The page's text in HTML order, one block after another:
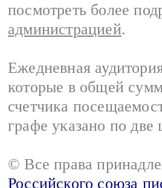
посмотреть более
администрацией.
Ежедневная
которые в общей
счетчика
графе указано по
© Все права
Российского союза